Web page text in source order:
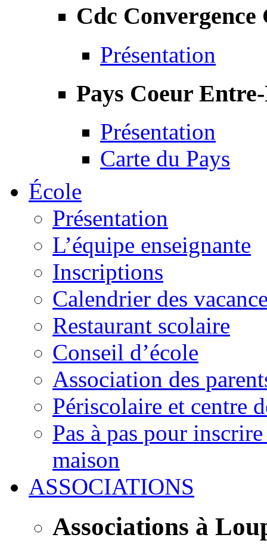
Cdc Convergence
Présentation
Pays Coeur
Présentation
Carte du Pays
École
Présentation
L’équipe enseignante
Inscriptions
Calendrier des
Restaurant scolaire
Conseil d’école
Association des
Périscolaire et centre
Pas à pas pour
maison
ASSOCIATIONS
Associations à